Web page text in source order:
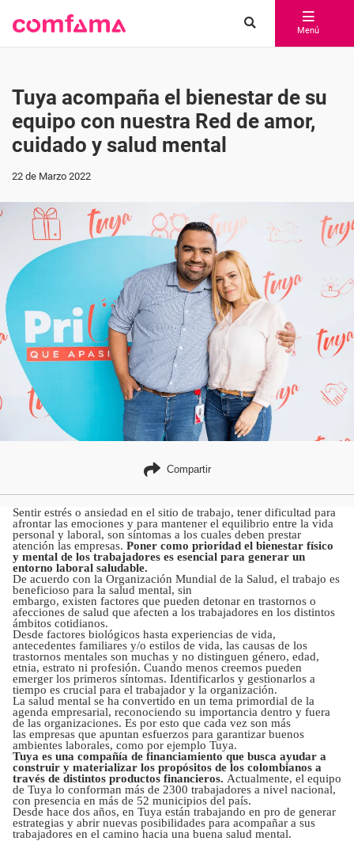
Menú
Tuya acompaña el bienestar de su
equipo con nuestra Red de amor,
cuidado y salud mental
22 de Marzo 2022
Compartir
Sentir estrés o ansiedad en el sitio de trabajo, tener dificultad para
afrontar las emociones y para mantener el equilibrio entre la vida
personal y laboral, son síntomas a los cuales deben prestar
atención las empresas. Poner como prioridad el bienestar físico
y mental de los trabajadores es esencial para generar un
entorno laboral saludable.
De acuerdo con la Organización Mundial de la Salud, el trabajo es
beneficioso para la salud mental, sin
embargo, existen factores que pueden detonar en trastornos o
afecciones de salud que afecten a los trabajadores en los distintos
ámbitos cotidianos.
Desde factores biológicos hasta experiencias de vida,
antecedentes familiares y/o estilos de vida, las causas de los
trastornos mentales son muchas y no distinguen género, edad,
etnia, estrato ni profesión. Cuando menos creemos pueden
emerger los primeros síntomas. Identificarlos y gestionarlos a
tiempo es crucial para el trabajador y la organización.
La salud mental se ha convertido en un tema primordial de la
agenda empresarial, reconociendo su importancia dentro y fuera
de las organizaciones. Es por esto que cada vez son más
las empresas que apuntan esfuerzos para garantizar buenos
ambientes laborales, como por ejemplo Tuya.
Tuya es una compañía de financiamiento que busca ayudar a
construir y materializar los propósitos de los colombianos a
través de distintos productos financieros. Actualmente, el equipo
de Tuya lo conforman más de 2300 trabajadores a nivel nacional,
con presencia en más de 52 municipios del país.
Desde hace dos años, en Tuya están trabajando en pro de generar
estrategias y abrir nuevas posibilidades para acompañar a sus
trabajadores en el camino hacia una buena salud mental.